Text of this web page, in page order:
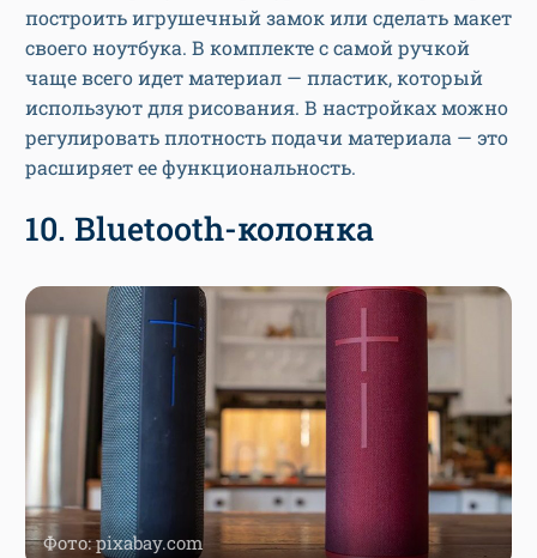
построить игрушечный замок или сделать макет
своего ноутбука. В комплекте с самой ручкой
чаще всего идет материал — пластик, который
используют для рисования. В настройках можно
регулировать плотность подачи материала — это
расширяет ее функциональность.
10. Bluetooth-колонка
Фото: pixabay.com